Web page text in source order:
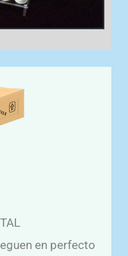
en perfecto